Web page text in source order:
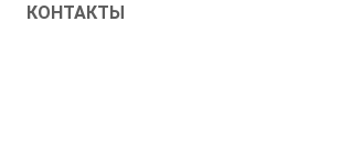
КОНТАКТЫ